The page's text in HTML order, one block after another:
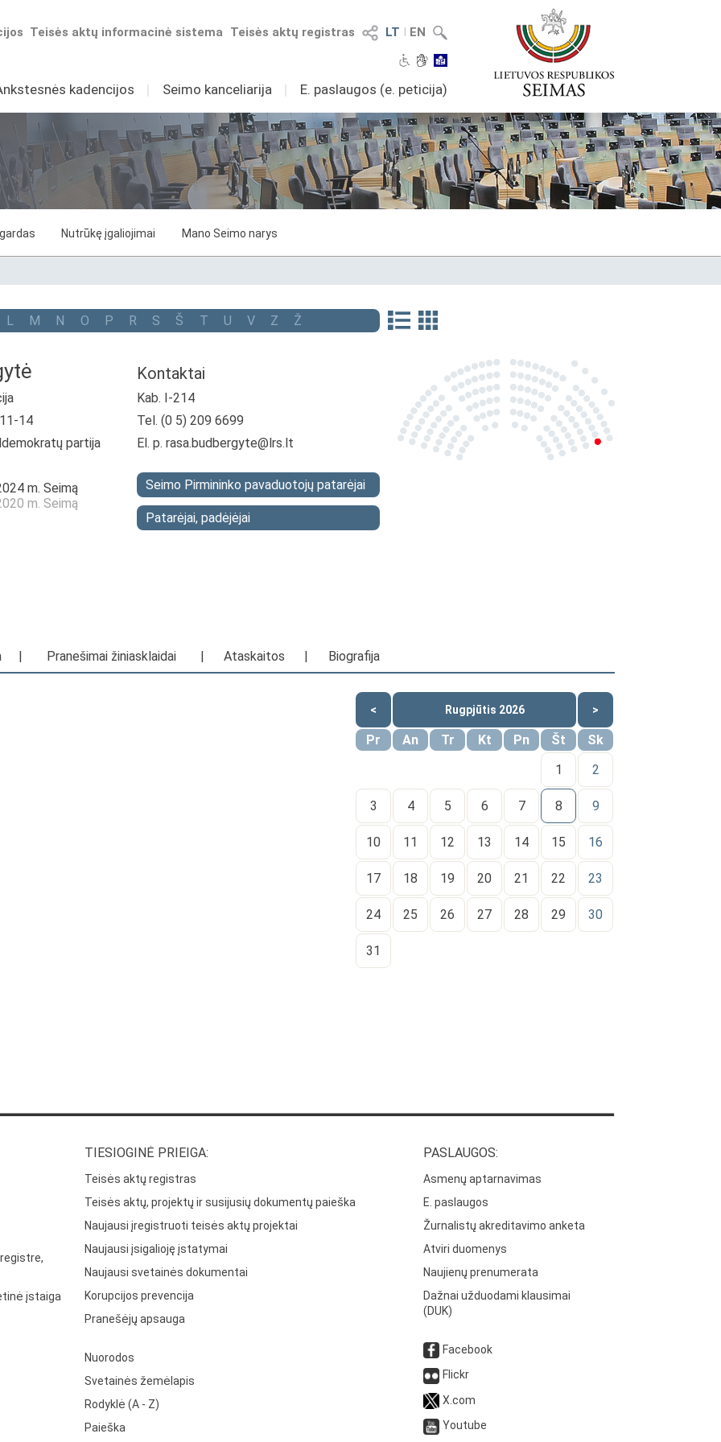
LT I EN
Teisės aktų registras
Teisės aktų informacinė sistema
kadencijos I Seimo kanceliarija I E. paslaugos (e. peticija)
Nutrūkę įgaliojimai Mano Seimo narys
L M N O P R S Š T U V Z Ž
14
partija
m. Seimą
m. Seimą
Kontaktai
Kab. I-214
Tel. (0 5) 209 6699
El. p. rasa.budbergyte@lrs.lt
Seimo Pirmininko pavaduotojų patarėjai
Patarėjai, padėjėjai
| Pranešimai žiniasklaidai | Ataskaitos | Biografija
< Rugpjūtis 2026 >
Pr An Tr Kt Pn Št
Sk
1
2
3 4 5 6 7 8 9
10 11 12 13 14 15 16
17 18 19 20 21 22 23
24 25 26 27 28 29 30
31
įstaiga
TIESIOGINĖ PRIEIGA:
Teisės aktų registras
Teisės aktų, projektų ir susijusių dokumentų paieška
Naujausi įregistruoti teisės aktų projektai
Naujausi įsigalioję įstatymai
Naujausi svetainės dokumentai
Korupcijos prevencija
Pranešėjų apsauga
Nuorodos
Svetainės žemėlapis
Rodyklė (A - Z)
Paieška
PASLAUGOS:
Asmenų aptarnavimas
E. paslaugos
Žurnalistų akreditavimo anketa
Atviri duomenys
Naujienų prenumerata
Dažnai užduodami klausimai
(DUK)
Facebook
Flickr
X.com
Youtube